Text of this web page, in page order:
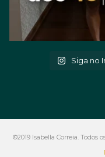
Siga no
©2019 Isabella Correia. Todos